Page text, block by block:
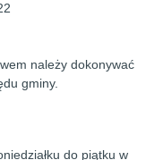
należy dokonywać
gminy.
do piątku w